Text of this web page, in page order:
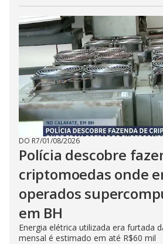
DO R7/01/08/2026
Polícia descobre
criptomoedas onde
operados
em BH
Energia elétrica utilizada era furtada
mensal é estimado em até R$60 mil